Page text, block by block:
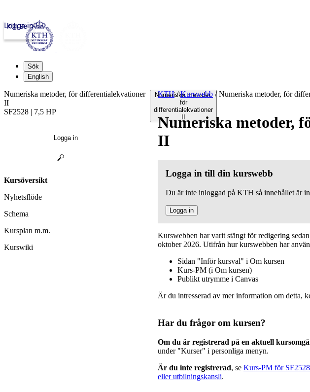
kth.se
Logga in
Sök
English
Numeriska metoder,
för
differentialekvationer
KTH / Kurswebb /Numeriska metoder, för
Numeriska metoder,
II
Logga in till din kurswebb
Du är inte inloggad på KTH så innehållet är
Logga in
Kurswebben har varit stängt för redigering
oktober 2026. Utifrån hur kurswebben har
Sidan "Inför kursval" i Om kursen
Kurs-PM (i Om kursen)
Publikt utrymme i Canvas
Är du intresserad av mer information om detta,
Har du frågor om kursen?
Om du är registrerad på en aktuell
under "Kurser" i personliga menyn.
Är du inte registrerad, se Kurs-PM för SF2528
eller utbilningskansli.
Numeriska metoder, för differentialekvationer
II
SF2528 | 7,5 HP
Logga in
Kursöversikt
Nyhetsflöde
Schema
Kursplan m.m.
Kurswiki